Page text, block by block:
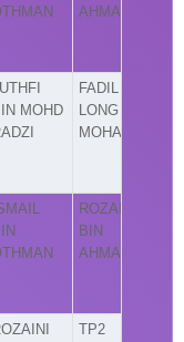
AHMAD
MOHD
FADIL
LONG BIN
MOHAMAD
ROZAINI
BIN
AHMAD
TP2